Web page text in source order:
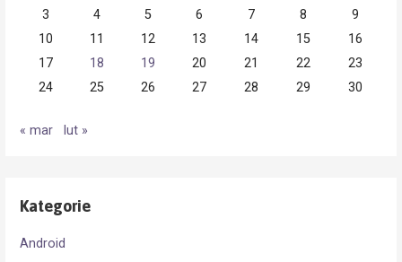
3
4 5 6 7 8
9
10
11 12 13 14 15
16
17
18 19 20 21 22
23
24
25 26 27 28 29 30
« mar lut »
Kategorie
Android